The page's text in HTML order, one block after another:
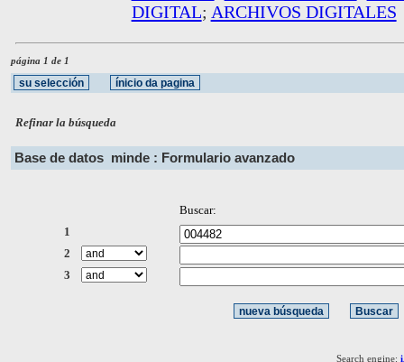
DIGITAL; ARCHIVOS DIGITALES
página 1 de 1
Refinar la búsqueda
Base de datos minde : Formulario avanzado
Buscar:
1
2
3
Search engine: